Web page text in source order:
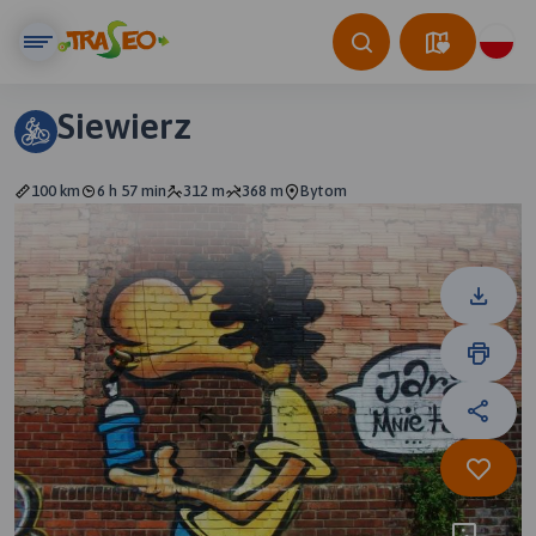
Siewierz
100 km 6 h 57 min 312 m 368 m Bytom